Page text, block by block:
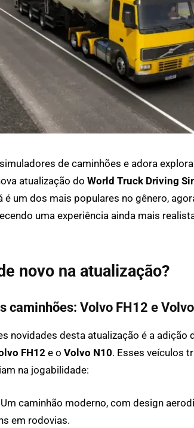
de caminhões e adora
atualização do World Truck Driving
é um dos mais populares no gênero,
uma experiência ainda mais
novo na atualização?
caminhões: Volvo FH12 e
novidades desta atualização é a
FH12 e o Volvo N10. Esses veículos
na jogabilidade:
Um caminhão moderno, com design
em rodovias.